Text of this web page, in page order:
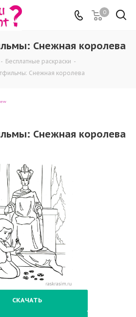
0
Снежная королева
- Бесплатные раскраски -
Снежная королева
Снежная королева
СКАЧАТЬ